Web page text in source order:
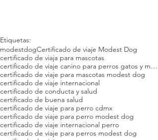
Etiquetas:
modestdogCertificado de viaje Modest Dog
certificado de viaja para mascotas
certificado de viaje canino para perros gatos y mascotas modest dog
certificado de viaje para mascotas modest dog
certificado de viaje internacional
certificado de conducta y salud
certificado de buena salud
certificado de viaje para perro cdmx
certificado de viaje para perro modest dog
certificado de viaje internacional perro
certificado de viaje para perros modest dog